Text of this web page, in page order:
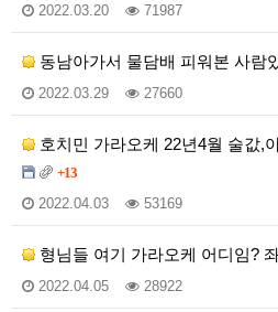
2022.03.20 71987
동남아가서 물담배 피워본 사람
2022.03.29 27660
호치민 가라오케 22년4월 술값,
+13
2022.04.03 53169
형님들 여기 가라오케 어디임?
2022.04.05 28922